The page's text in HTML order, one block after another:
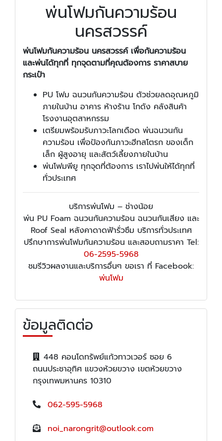
พ่นโฟมกันความร้อน
นครสวรรค์
พ่นโฟมกันความร้อน นครสวรรค์ เพื่อกันความร้อน
และพ่นได้ทุกที่ ทุกจุดตามที่คุณต้องการ ราคาสบาย
กระเป๋า
PU โฟม ฉนวนกันความร้อน ตัวช่วยลดอุณหภูมิ
ภายในบ้าน อาคาร ห้างร้าน โกดัง คลังสินค้า
โรงงานอุตสาหกรรม
เตรียมพร้อมรับภาวะโลกเดือด พ่นฉนวนกัน
ความร้อน เพื่อป้องกันภาวะฮีทสโตรก ของเด็ก
เล็ก ผู้สูงอายุ และสัตว์เลี้ยงภายในบ้าน
พ่นโฟมพียู ทุกจุดที่ต้องการ เราไปพ่นให้ได้ทุกที่
ทั่วประเทศ
บริการพ่นโฟม – ช่างน้อย
พ่น PU Foam ฉนวนกันความร้อน ฉนวนกันเสียง และ
Roof Seal หลังคาดาดฟ้ารั่วซึม บริการทั่วประเทศ
ปรึกษาการพ่นโฟมกันความร้อน และสอบถามราคา Tel:
06-2595-5968
ชมรีวิวผลงานและบริการอื่นๆ ขอเรา ที่ Facebook:
พ่นโฟม
ข้อมูลติดต่อ
448 คอนโดทรัพย์แก้วทาวเวอร์ ซอย 6
ถนนประชาอุทิศ แขวงห้วยขวาง เขตห้วยขวาง
กรุงเทพมหานคร 10310
062-595-5968
noi_narongrit@outlook.com